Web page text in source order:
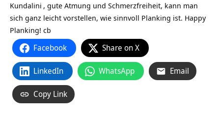
Kundalini , gute Atmung und Schmerzfreiheit, kann man
sich ganz leicht vorstellen, wie sinnvoll Planking ist. Happy
Planking! cb
Facebook Share on X
LinkedIn WhatsApp Email
Copy Link